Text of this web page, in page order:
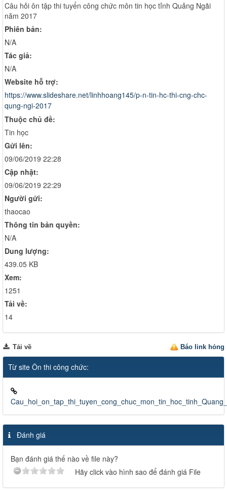
Câu hỏi ôn tập thi tuyển công chức môn tin học tỉnh Quảng Ngãi
năm 2017
Phiên bản:
N/A
Tác giả:
N/A
Website hỗ trợ:
https://www.slideshare.net/linhhoang145/p-n-tin-hc-thi-cng-chc-
qung-ngi-2017
Thuộc chủ đề:
Tin học
Gửi lên:
09/06/2019 22:28
Cập nhật:
09/06/2019 22:29
Người gửi:
thaocao
Thông tin bản quyền:
N/A
Dung lượng:
439.05 KB
Xem:
1251
Tải về:
14
Báo link hỏng
Tải về
Từ site Ôn thi công chức:
Đánh giá
Bạn đánh giá thế nào về file này?
Hãy click vào hình sao để đánh giá File